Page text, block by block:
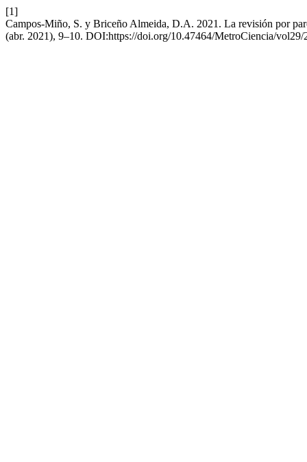
[1]
Campos-Miño, S. y Briceño Almeida, D.A. 2021. La revisión por
(abr. 2021), 9–10. DOI:https://doi.org/10.47464/MetroCiencia/vol29/